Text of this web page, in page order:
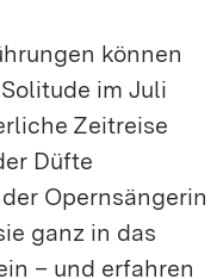
können
im Juli
Zeitreise
Düfte
Opernsängerin
ganz in das
– und erfahren